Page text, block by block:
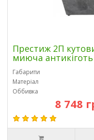
Престиж 2П
миюча антикіготь
Габарити
Матеріал
Оббивка
8 748